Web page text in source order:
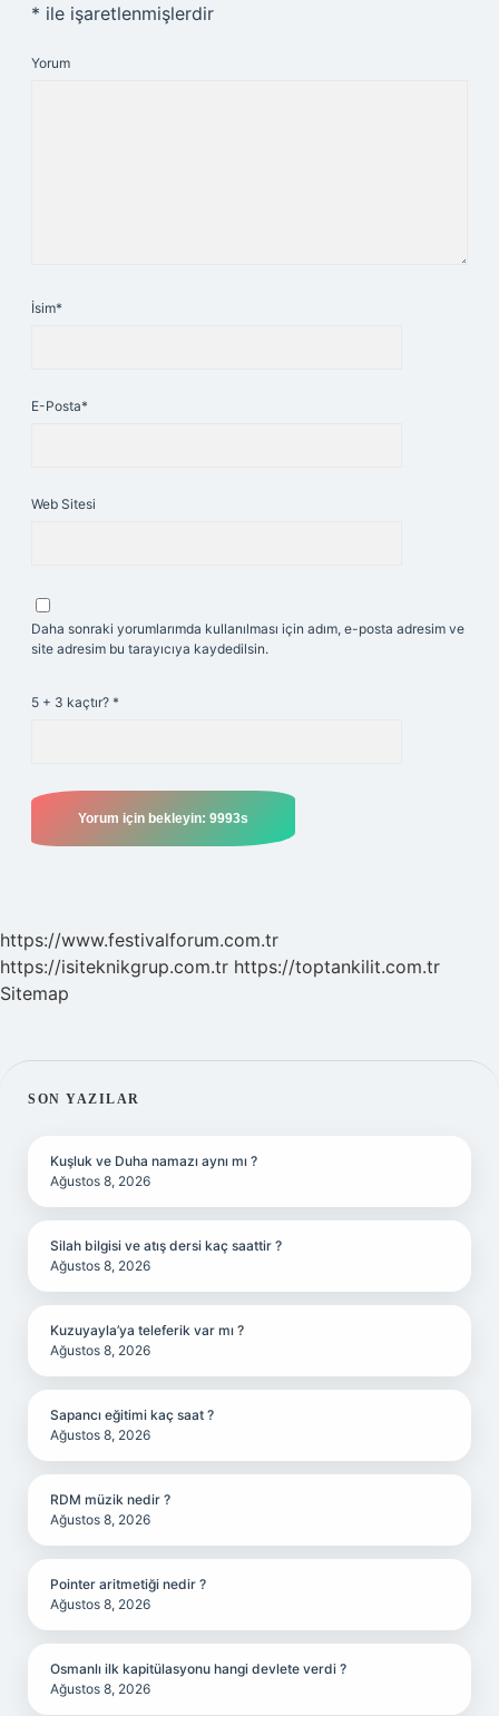
* ile işaretlenmişlerdir
Yorum
İsim*
E-Posta*
Web Sitesi
Daha sonraki yorumlarımda kullanılması için adım, e-posta adresim ve
site adresim bu tarayıcıya kaydedilsin.
5 + 3 kaçtır? *
https://www.festivalforum.com.tr
https://isiteknikgrup.com.tr https://toptankilit.com.tr
Sitemap
SIDEBAR
SON YAZILAR
Kuşluk ve Duha namazı aynı mı ?
Ağustos 8, 2026
Silah bilgisi ve atış dersi kaç saattir ?
Ağustos 8, 2026
Kuzuyayla’ya teleferik var mı ?
Ağustos 8, 2026
Sapancı eğitimi kaç saat ?
Ağustos 8, 2026
RDM müzik nedir ?
Ağustos 8, 2026
Pointer aritmetiği nedir ?
Ağustos 8, 2026
Osmanlı ilk kapitülasyonu hangi devlete verdi ?
Ağustos 8, 2026